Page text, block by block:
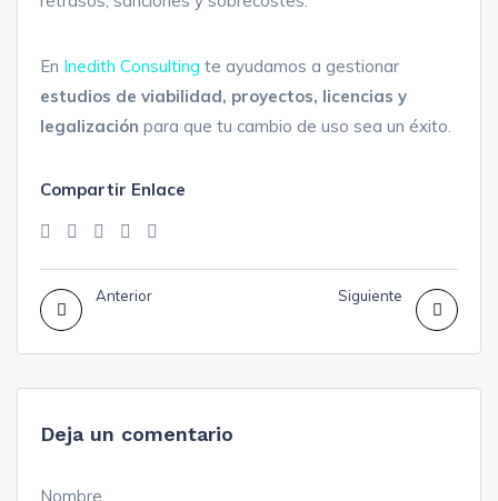
En Inedith Consulting te ayudamos a gestionar
estudios de viabilidad, proyectos, licencias y
legalización para que tu cambio de uso sea un éxito.
Compartir Enlace
Anterior Siguiente
Deja un comentario